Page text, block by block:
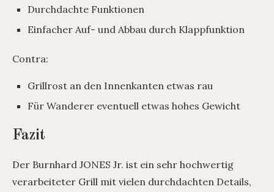
Durchdachte Funktionen
Einfacher Auf- und Abbau durch Klappfunktion
Contra:
Grillrost an den Innenkanten etwas rau
Für Wanderer eventuell etwas hohes Gewicht
Fazit
Der Burnhard JONES Jr. ist ein sehr hochwertig
verarbeiteter Grill mit vielen durchdachten Details,